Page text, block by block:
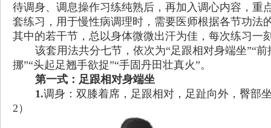
待调身、调息操作习练纯熟后，再加入调心内容，
套练习，用于慢性病调理时，需要医师根据各节功
其中的若干节，总以身体微微出汗为佳，每次练习一
该套用法共分七节，依次为“足跟相对身端坐”“前
挪”“头起足翘手欲捉”“手固丹田壮真火”。
第一式：足跟相对身端坐
1.调身：双膝着席，足跟相对，足趾向外，臀部
2）